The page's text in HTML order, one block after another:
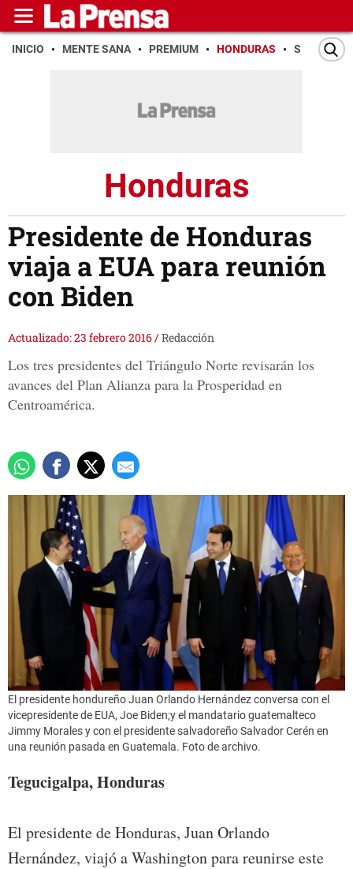
INICIO MENTE SANA PREMIUM HONDURAS SAN PEDRO
Honduras
Presidente de Honduras
viaja a EUA para reunión
con Biden
Actualizado: 23 febrero 2016/Redacción
Los tres presidentes del Triángulo Norte revisarán los
avances del Plan Alianza para la Prosperidad en
Centroamérica.
El presidente hondureño Juan Orlando Hernández conversa con el
vicepresidente de EUA, Joe Biden;y el mandatario guatemalteco
Jimmy Morales y con el presidente salvadoreño Salvador Cerén en
una reunión pasada en Guatemala. Foto de archivo.
Tegucigalpa, Honduras
El presidente de Honduras, Juan Orlando
Hernández, viajó a Washington para reunirse este